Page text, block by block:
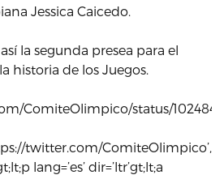
Jessica Caicedo.
la segunda presea para el
historia de los Juegos.
ComiteOlimpico/status/
twitter.com/
lang=’es’ dir=’ltr’gt;lt;a